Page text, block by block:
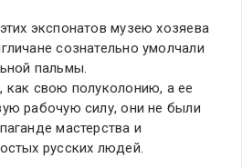
экспонатов музею хозяева
сознательно умолчали
пальмы.
как свою полуколонию, а ее
рабочую силу, они не были
мастерства и
русских людей.